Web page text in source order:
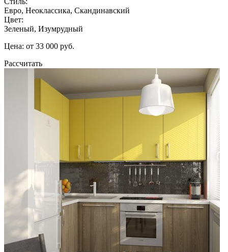
Евро, Неоклассика, Скандинавский
Цвет:
Зеленый, Изумрудный
Цена: от 33 000 руб.
Рассчитать